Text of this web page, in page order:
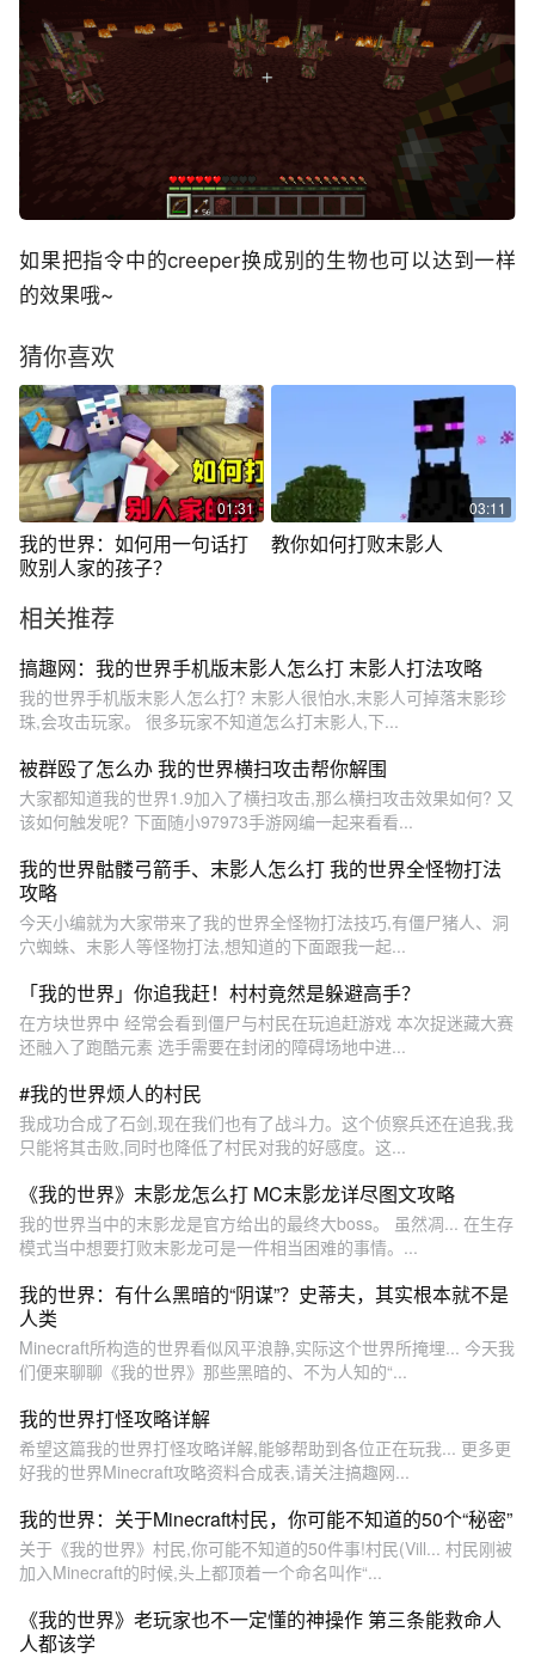
如果把指令中的creeper换成别的生物也可以达到一样
的效果哦~
猜你喜欢
01:31
我的世界：如何用一句话打
败别人家的孩子？
03:11
教你如何打败末影人
相关推荐
搞趣网：我的世界手机版末影人怎么打 末影人打法攻略
我的世界手机版末影人怎么打? 末影人很怕水,末影人可掉落末影珍
珠,会攻击玩家。 很多玩家不知道怎么打末影人,下...
被群殴了怎么办 我的世界横扫攻击帮你解围
大家都知道我的世界1.9加入了横扫攻击,那么横扫攻击效果如何? 又
该如何触发呢? 下面随小97973手游网编一起来看看...
我的世界骷髅弓箭手、末影人怎么打 我的世界全怪物打法
攻略
今天小编就为大家带来了我的世界全怪物打法技巧,有僵尸猪人、洞
穴蜘蛛、末影人等怪物打法,想知道的下面跟我一起...
「我的世界」你追我赶！村村竟然是躲避高手？
在方块世界中 经常会看到僵尸与村民在玩追赶游戏 本次捉迷藏大赛
还融入了跑酷元素 选手需要在封闭的障碍场地中进...
#我的世界烦人的村民
我成功合成了石剑,现在我们也有了战斗力。这个侦察兵还在追我,我
只能将其击败,同时也降低了村民对我的好感度。这...
《我的世界》末影龙怎么打 MC末影龙详尽图文攻略
我的世界当中的末影龙是官方给出的最终大boss。 虽然凋... 在生存
模式当中想要打败末影龙可是一件相当困难的事情。...
我的世界：有什么黑暗的“阴谋”？史蒂夫，其实根本就不是
人类
Minecraft所构造的世界看似风平浪静,实际这个世界所掩埋... 今天我
们便来聊聊《我的世界》那些黑暗的、不为人知的“...
我的世界打怪攻略详解
希望这篇我的世界打怪攻略详解,能够帮助到各位正在玩我... 更多更
好我的世界Minecraft攻略资料合成表,请关注搞趣网...
我的世界：关于Minecraft村民，你可能不知道的50个“秘密”
关于《我的世界》村民,你可能不知道的50件事!村民(Vill... 村民刚被
加入Minecraft的时候,头上都顶着一个命名叫作“...
《我的世界》老玩家也不一定懂的神操作 第三条能救命人
人都该学